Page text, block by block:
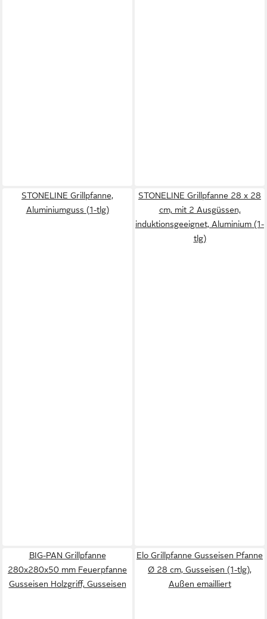
STONELINE Grillpfanne,
Aluminiumguss (1-tlg)
STONELINE Grillpfanne 28 x 28
cm, mit 2 Ausgüssen,
induktionsgeeignet, Aluminium (1-
tlg)
BIG-PAN Grillpfanne
280x280x50 mm Feuerpfanne
Gusseisen Holzgriff, Gusseisen
Elo Grillpfanne Gusseisen Pfanne
Ø 28 cm, Gusseisen (1-tlg),
Außen emailliert